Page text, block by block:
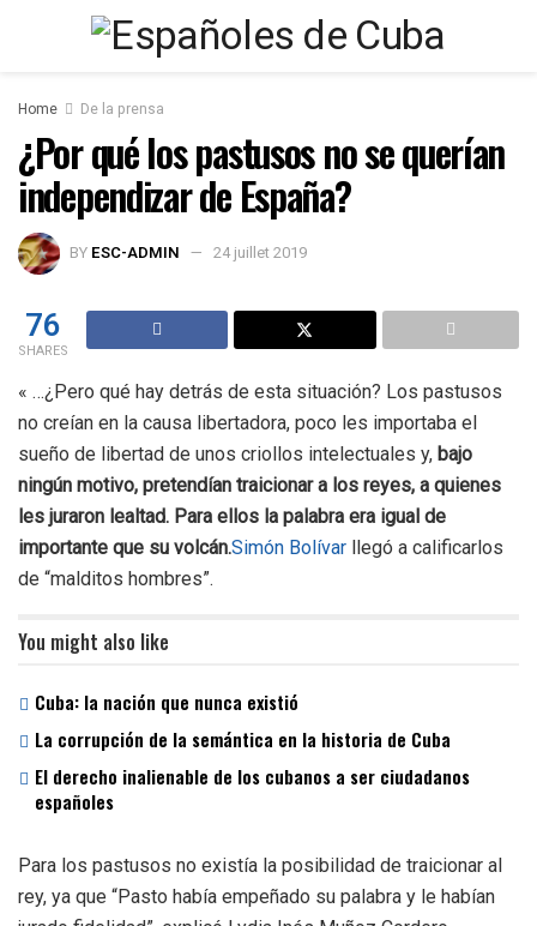
Home De la prensa
¿Por qué los pastusos no se querían
independizar de España?
BY ESC-ADMIN 24 juillet 2019
76
SHARES
« …¿Pero qué hay detrás de esta situación? Los pastusos
no creían en la causa libertadora, poco les importaba el
sueño de libertad de unos criollos intelectuales y, bajo
ningún motivo, pretendían traicionar a los reyes, a quienes
les juraron lealtad. Para ellos la palabra era igual de
importante que su volcán.Simón Bolívar llegó a calificarlos
de “malditos hombres”.
You might also like
Cuba: la nación que nunca existió
La corrupción de la semántica en la historia de Cuba
El derecho inalienable de los cubanos a ser ciudadanos
españoles
Para los pastusos no existía la posibilidad de traicionar al
rey, ya que “Pasto había empeñado su palabra y le habían